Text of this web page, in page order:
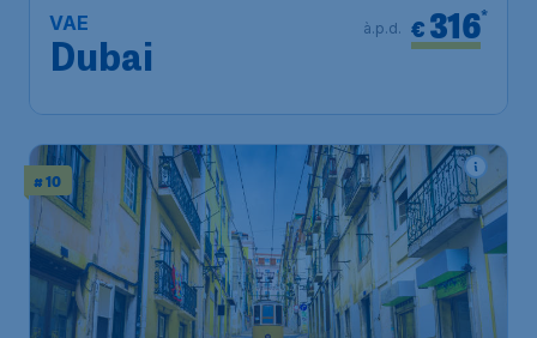
VAE
Dubai
€ 316*
à.p.d.
# 10